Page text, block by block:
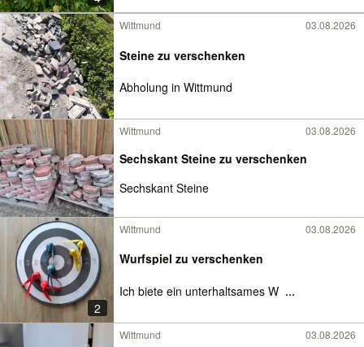
Wittmund 03.08.2026
Steine zu verschenken
Abholung in Wittmund
Wittmund 03.08.2026
Sechskant Steine zu verschenken
Sechskant Steine
2
Wittmund 03.08.2026
Wurfspiel zu verschenken
Ich biete ein unterhaltsames W ...
Wittmund 03.08.2026